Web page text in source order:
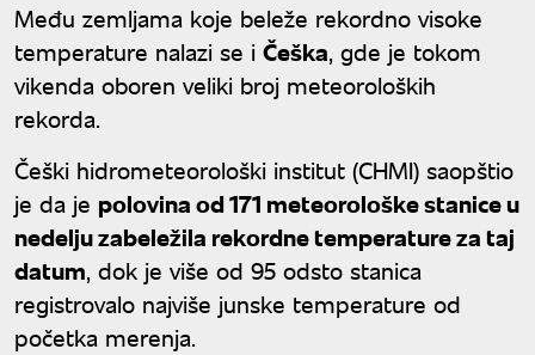
Među zemljama koje beleže rekordno visoke
temperature nalazi se i Češka, gde je tokom
vikenda oboren veliki broj meteoroloških
rekorda.
Češki hidrometeorološki institut (CHMI) saopštio
je da je polovina od 171 meteorološke stanice u
nedelju zabeležila rekordne temperature za taj
datum, dok je više od 95 odsto stanica
registrovalo najviše junske temperature od
početka merenja.